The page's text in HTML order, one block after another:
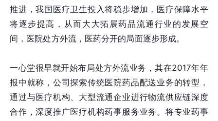
推进，我国医疗卫生投入将稳步增加，医疗保障水平
将逐步提高，从而大大拓展药品流通行业的发展空
间，医院处方外流，医药分开的局面逐步形成。
一心堂很早就开始布局处方外流业务，其在2017年年
报中就称，公司探索传统医院药品配送业务的转型，
通过与医疗机构、大型流通企业进行物流供应链深度
合作，深度推广医疗机构药事服务业务。将专业药事